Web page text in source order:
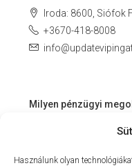
Használunk olyan
Iroda: 8600, Siófok
+3670-418-8008
Milyen pénzügyi
szolgáltatás a Balaton